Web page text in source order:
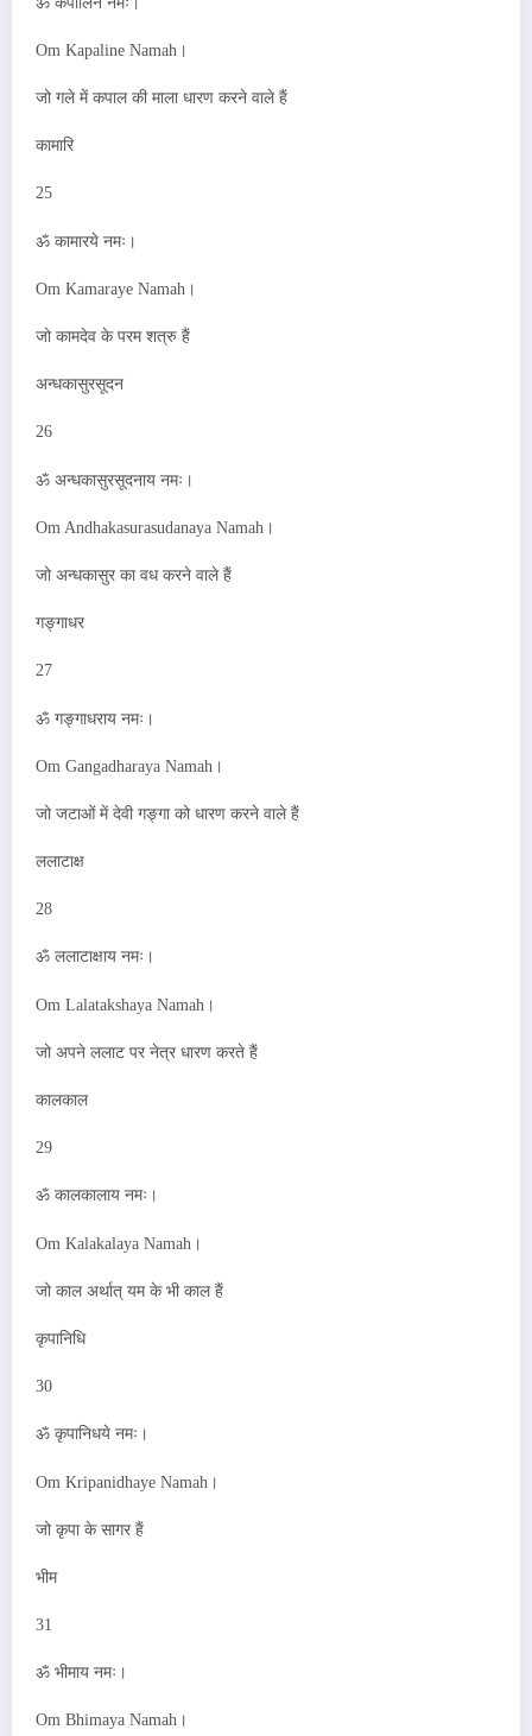
Om Kapaline Namah।
जो गले में कपाल की माला धारण करने वाले हैं
कामारि
25
ॐ कामारये नमः।
Om Kamaraye Namah।
जो कामदेव के परम शत्रु हैं
अन्धकासुरसूदन
26
ॐ अन्धकासुरसूदनाय नमः।
Om Andhakasurasudanaya Namah।
जो अन्धकासुर का वध करने वाले हैं
गङ्गाधर
27
ॐ गङ्गाधराय नमः।
Om Gangadharaya Namah।
जो जटाओं में देवी गङ्गा को धारण करने वाले हैं
ललाटाक्ष
28
ॐ ललाटाक्षाय नमः।
Om Lalatakshaya Namah।
जो अपने ललाट पर नेत्र धारण करते हैं
कालकाल
29
ॐ कालकालाय नमः।
Om Kalakalaya Namah।
जो काल अर्थात् यम के भी काल हैं
कृपानिधि
30
ॐ कृपानिधये नमः।
Om Kripanidhaye Namah।
जो कृपा के सागर हैं
भीम
31
ॐ भीमाय नमः।
Om Bhimaya Namah।